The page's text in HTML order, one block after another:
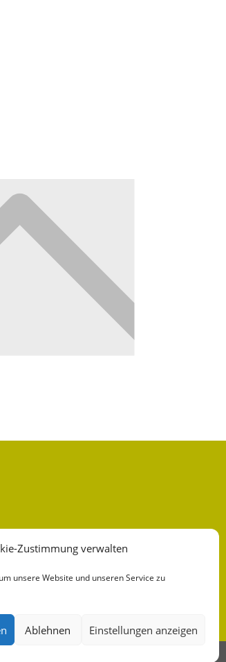
Zustimmung verwalten
unsere Website und unseren Service zu
Ablehnen Einstellungen anzeigen